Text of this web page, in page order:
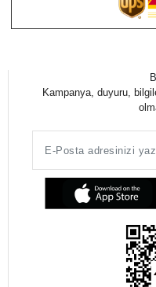
Kampanya, duyuru,